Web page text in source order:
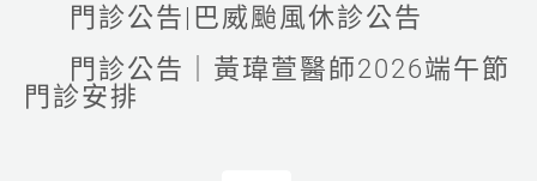
門診公告|巴威颱風休診公告
門診公告｜黃瑋萱醫師2026端午節
門診安排